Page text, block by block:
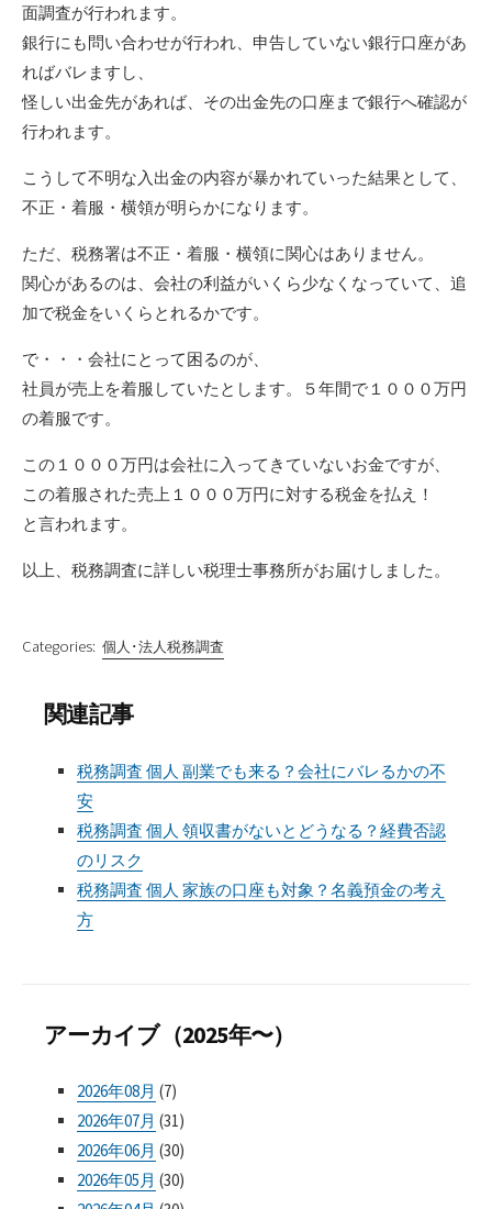
面調査が行われます。
銀行にも問い合わせが行われ、申告していない銀行口座があ
ればバレますし、
怪しい出金先があれば、その出金先の口座まで銀行へ確認が
行われます。
こうして不明な入出金の内容が暴かれていった結果として、
不正・着服・横領が明らかになります。
ただ、税務署は不正・着服・横領に関心はありません。
関心があるのは、会社の利益がいくら少なくなっていて、追
加で税金をいくらとれるかです。
で・・・会社にとって困るのが、
社員が売上を着服していたとします。５年間で１０００万円
の着服です。
この１０００万円は会社に入ってきていないお金ですが、
この着服された売上１０００万円に対する税金を払え！
と言われます。
以上、税務調査に詳しい税理士事務所がお届けしました。
Categories: 個人･法人税務調査
関連記事
税務調査 個人 副業でも来る？会社にバレるかの不
安
税務調査 個人 領収書がないとどうなる？経費否認
のリスク
税務調査 個人 家族の口座も対象？名義預金の考え
方
アーカイブ（2025年〜）
2026年08月 (7)
2026年07月 (31)
2026年06月 (30)
2026年05月 (30)